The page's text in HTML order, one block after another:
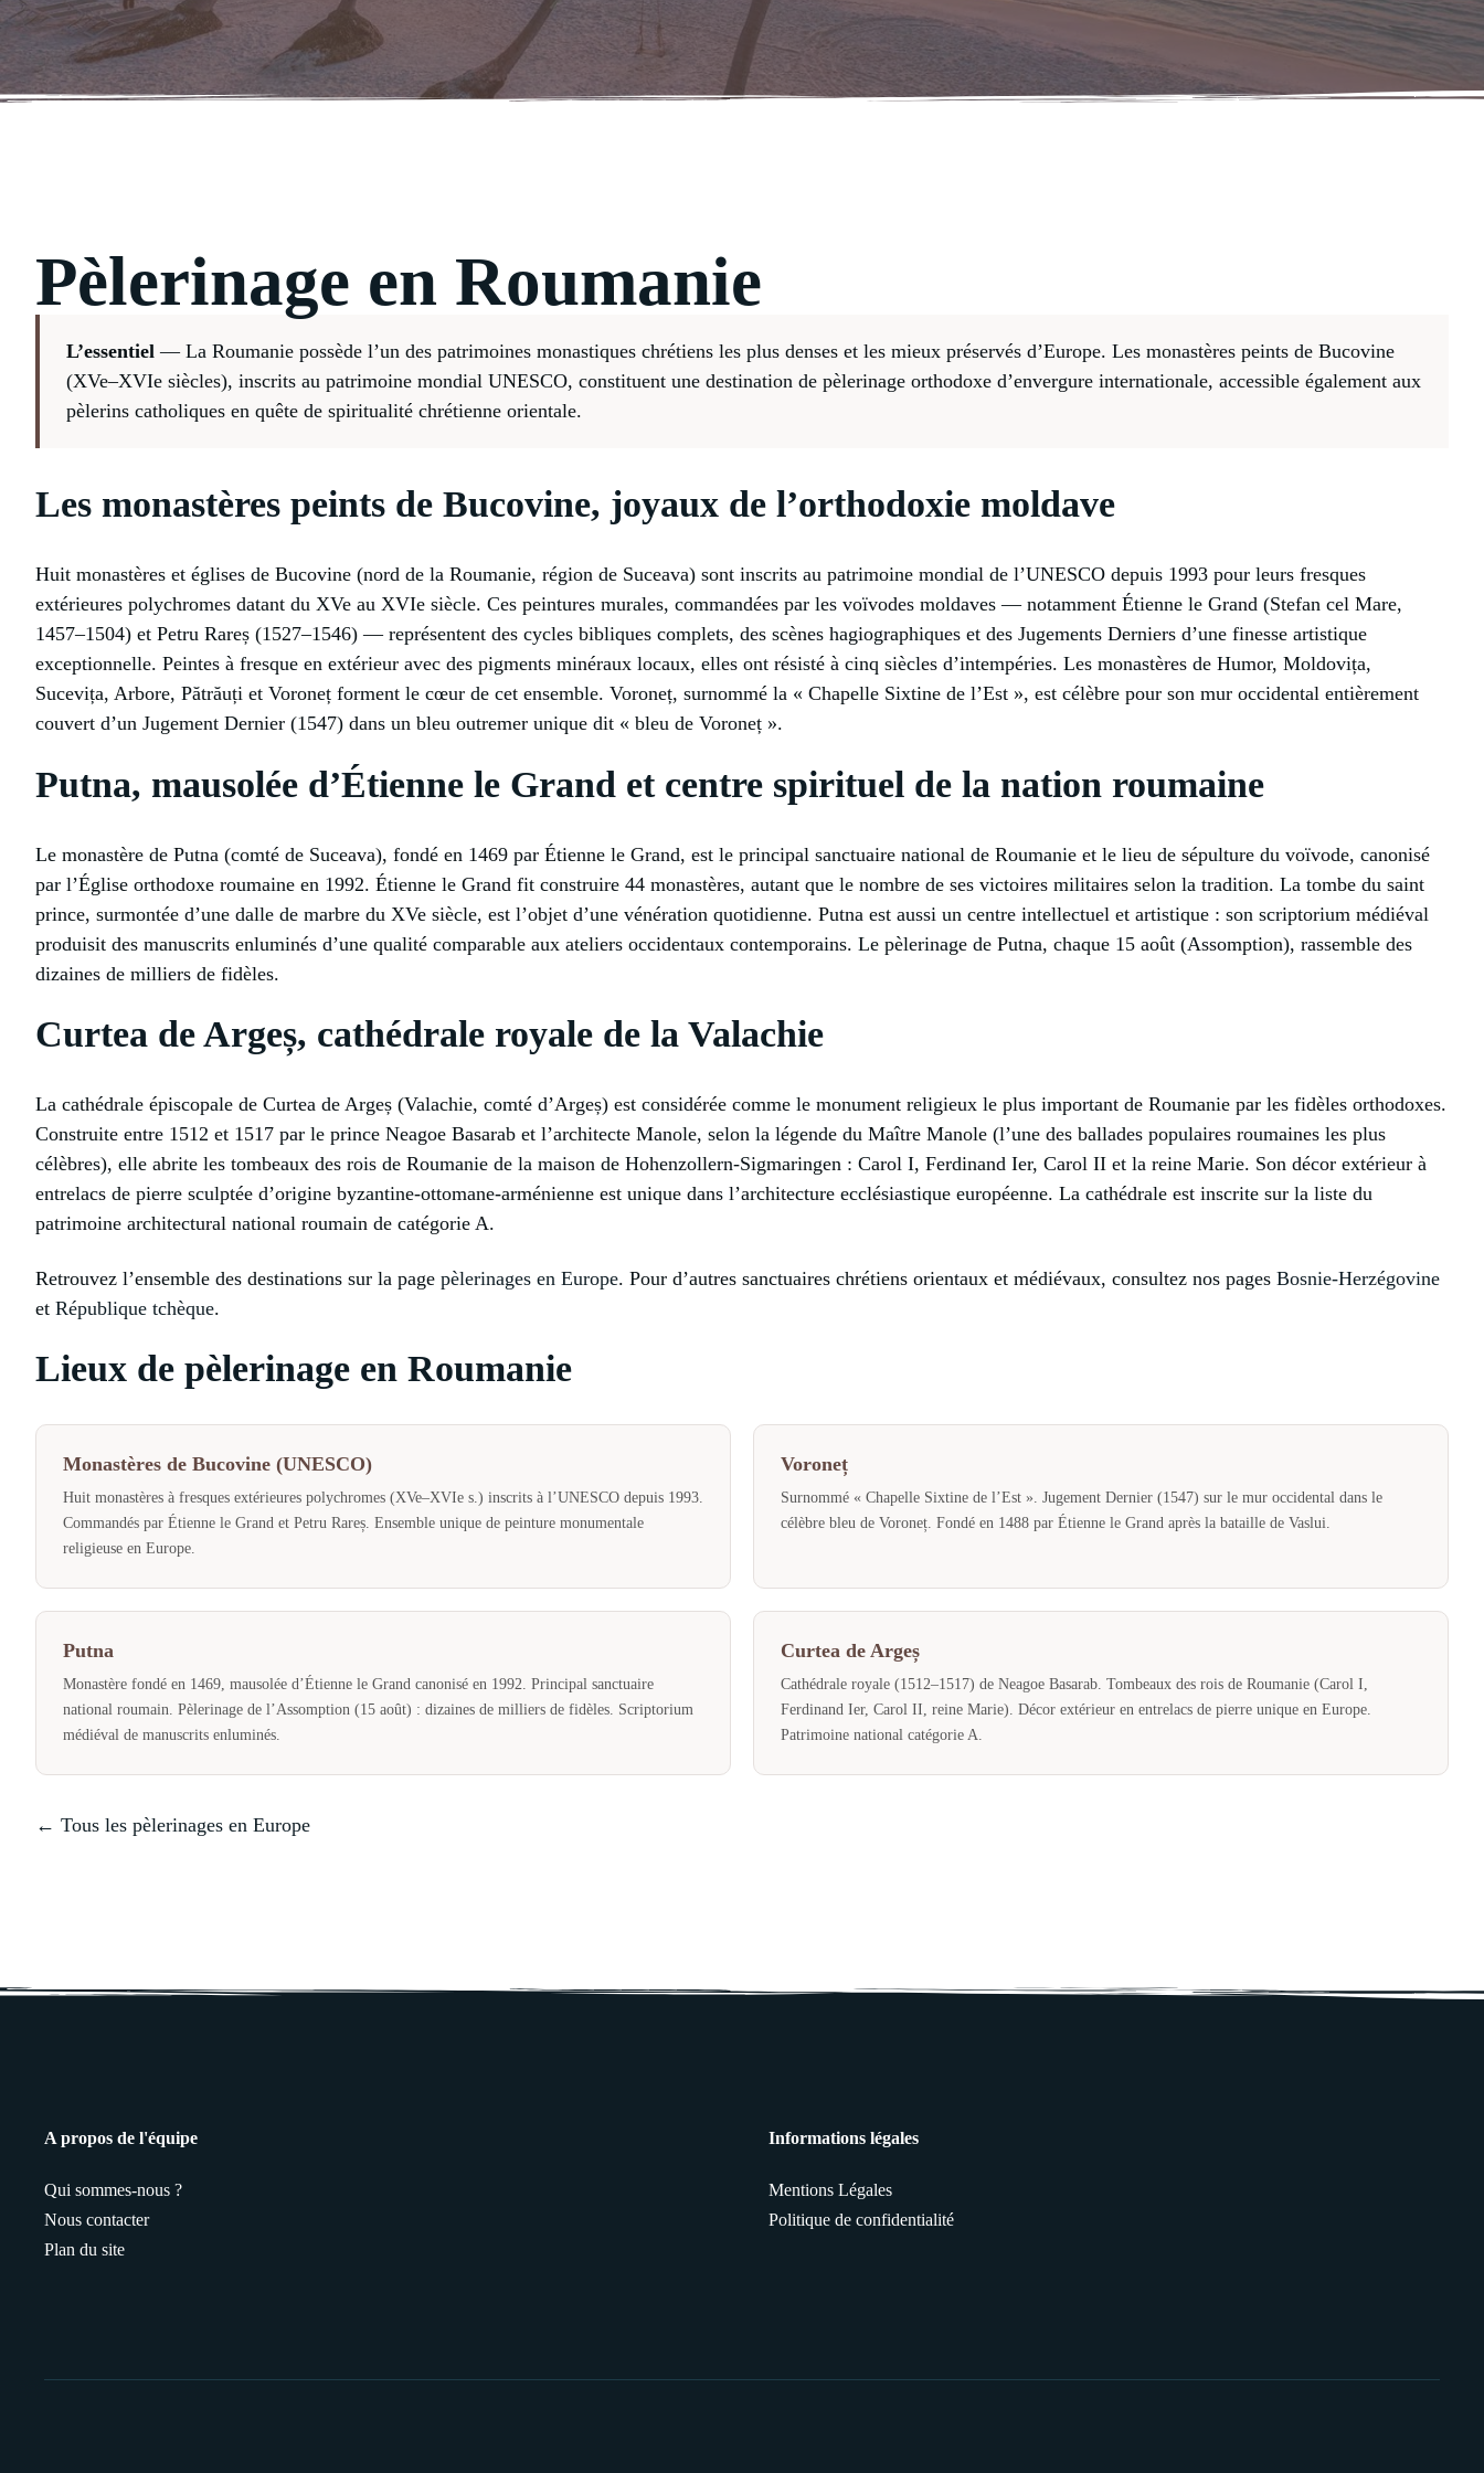
Pèlerinage en Roumanie
L’essentiel — La Roumanie possède l’un des patrimoines monastiques chrétiens les plus denses et les mieux préservés d’Europe. Les monastères peints de Bucovine
(XVe–XVIe siècles), inscrits au patrimoine mondial UNESCO, constituent une destination de pèlerinage orthodoxe d’envergure internationale, accessible également aux
pèlerins catholiques en quête de spiritualité chrétienne orientale.
Les monastères peints de Bucovine, joyaux de l’orthodoxie moldave
Huit monastères et églises de Bucovine (nord de la Roumanie, région de Suceava) sont inscrits au patrimoine mondial de l’UNESCO depuis 1993 pour leurs fresques
extérieures polychromes datant du XVe au XVIe siècle. Ces peintures murales, commandées par les voïvodes moldaves — notamment Étienne le Grand (Stefan cel Mare,
1457–1504) et Petru Rareș (1527–1546) — représentent des cycles bibliques complets, des scènes hagiographiques et des Jugements Derniers d’une finesse artistique
exceptionnelle. Peintes à fresque en extérieur avec des pigments minéraux locaux, elles ont résisté à cinq siècles d’intempéries. Les monastères de Humor, Moldovița,
Sucevița, Arbore, Pătrăuți et Voroneț forment le cœur de cet ensemble. Voroneț, surnommé la « Chapelle Sixtine de l’Est », est célèbre pour son mur occidental entièrement
couvert d’un Jugement Dernier (1547) dans un bleu outremer unique dit « bleu de Voroneț ».
Putna, mausolée d’Étienne le Grand et centre spirituel de la nation roumaine
Le monastère de Putna (comté de Suceava), fondé en 1469 par Étienne le Grand, est le principal sanctuaire national de Roumanie et le lieu de sépulture du voïvode, canonisé
par l’Église orthodoxe roumaine en 1992. Étienne le Grand fit construire 44 monastères, autant que le nombre de ses victoires militaires selon la tradition. La tombe du saint
prince, surmontée d’une dalle de marbre du XVe siècle, est l’objet d’une vénération quotidienne. Putna est aussi un centre intellectuel et artistique : son scriptorium médiéval
produisit des manuscrits enluminés d’une qualité comparable aux ateliers occidentaux contemporains. Le pèlerinage de Putna, chaque 15 août (Assomption), rassemble des
dizaines de milliers de fidèles.
Curtea de Argeș, cathédrale royale de la Valachie
La cathédrale épiscopale de Curtea de Argeș (Valachie, comté d’Argeș) est considérée comme le monument religieux le plus important de Roumanie par les fidèles orthodoxes.
Construite entre 1512 et 1517 par le prince Neagoe Basarab et l’architecte Manole, selon la légende du Maître Manole (l’une des ballades populaires roumaines les plus
célèbres), elle abrite les tombeaux des rois de Roumanie de la maison de Hohenzollern-Sigmaringen : Carol I, Ferdinand Ier, Carol II et la reine Marie. Son décor extérieur à
entrelacs de pierre sculptée d’origine byzantine-ottomane-arménienne est unique dans l’architecture ecclésiastique européenne. La cathédrale est inscrite sur la liste du
patrimoine architectural national roumain de catégorie A.
Retrouvez l’ensemble des destinations sur la page pèlerinages en Europe. Pour d’autres sanctuaires chrétiens orientaux et médiévaux, consultez nos pages Bosnie-Herzégovine
et République tchèque.
Lieux de pèlerinage en Roumanie
Monastères de Bucovine (UNESCO)
Huit monastères à fresques extérieures polychromes (XVe–XVIe s.) inscrits à l’UNESCO depuis 1993.
Commandés par Étienne le Grand et Petru Rareș. Ensemble unique de peinture monumentale
religieuse en Europe.
Voroneț
Surnommé « Chapelle Sixtine de l’Est ». Jugement Dernier (1547) sur le mur occidental dans le
célèbre bleu de Voroneț. Fondé en 1488 par Étienne le Grand après la bataille de Vaslui.
Putna
Monastère fondé en 1469, mausolée d’Étienne le Grand canonisé en 1992. Principal sanctuaire
national roumain. Pèlerinage de l’Assomption (15 août) : dizaines de milliers de fidèles. Scriptorium
médiéval de manuscrits enluminés.
Curtea de Argeș
Cathédrale royale (1512–1517) de Neagoe Basarab. Tombeaux des rois de Roumanie (Carol I,
Ferdinand Ier, Carol II, reine Marie). Décor extérieur en entrelacs de pierre unique en Europe.
Patrimoine national catégorie A.
← Tous les pèlerinages en Europe
A propos de l'équipe
Qui sommes-nous ?
Nous contacter
Plan du site
Informations légales
Mentions Légales
Politique de confidentialité